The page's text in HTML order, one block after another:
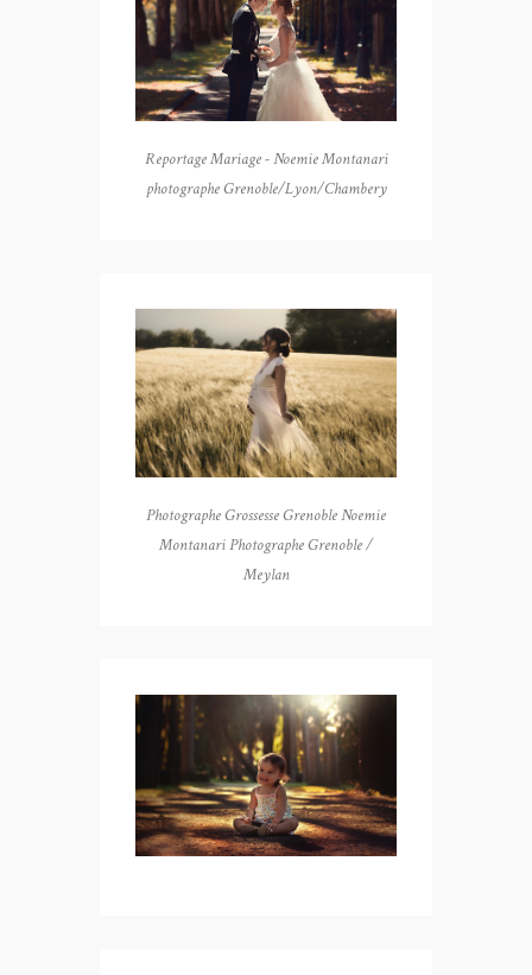
Reportage Mariage - Noemie Montanari
photographe Grenoble/Lyon/Chambery
Photographe Grossesse Grenoble Noemie
Montanari Photographe Grenoble /
Meylan